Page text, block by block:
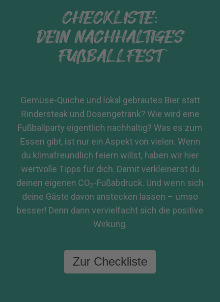
CHECKLISTE:
DEIN NACHHALTIGES
FUßBALLFEST
Gemüse-Quiche und lokal gebrautes Bier statt
Rindersteak und Dosengetränk? Wie wird eine
Fußballparty eigentlich nachhaltig? Was es zum
Essen gibt, ist nur ein Aspekt von vielen. Wenn
du klimafreundlich feiern willst, haben wir hier
wertvolle Tipps für dich. Damit verkleinerst du
deinen eigenen CO2-Fußabdruck. Und wenn sich
deine Gäste davon anstecken lassen – umso
besser! Denn dann vervielfacht sich die positive
Wirkung.
Zur Checkliste